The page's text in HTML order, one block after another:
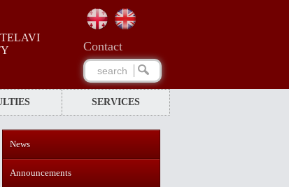
Сontact
SERVICES
News
Announcements